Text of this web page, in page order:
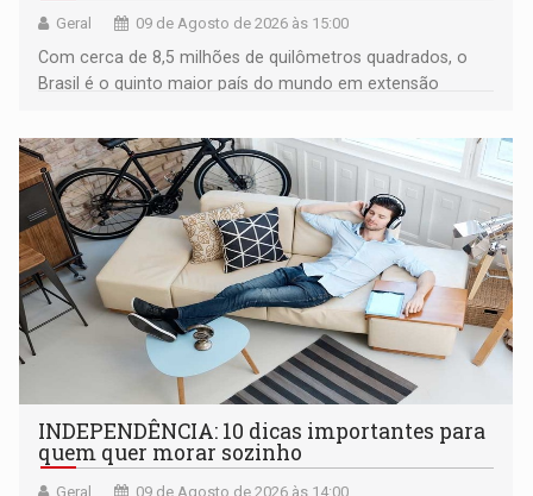
Geral 09 de Agosto de 2026 às 15:00
Com cerca de 8,5 milhões de quilômetros quadrados, o
Brasil é o quinto maior país do mundo em extensão
INDEPENDÊNCIA: 10 dicas importantes para
quem quer morar sozinho
Geral 09 de Agosto de 2026 às 14:00